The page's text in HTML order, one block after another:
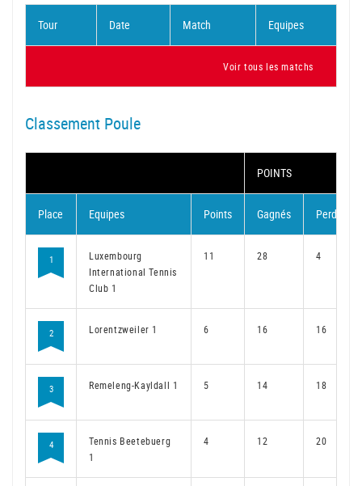
Tour Date Match Equipes
Voir tous les matchs
Classement Poule
POINTS
Place Equipes Points Gagnés Perdus
1
Luxembourg
International Tennis
Club 1
11 28 4
2 Lorentzweiler 1 6 16 16
3 Remeleng-Kayldall 1 5 14 18
4
Tennis Beetebuerg
1
4 12 20